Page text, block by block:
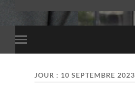
Toggle
mobile
JOUR : 10 SEPTEMBRE 2023